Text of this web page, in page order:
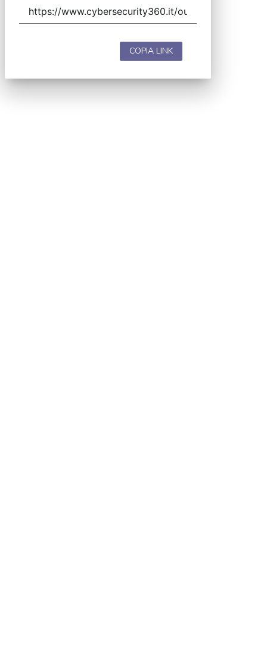
COPIA LINK